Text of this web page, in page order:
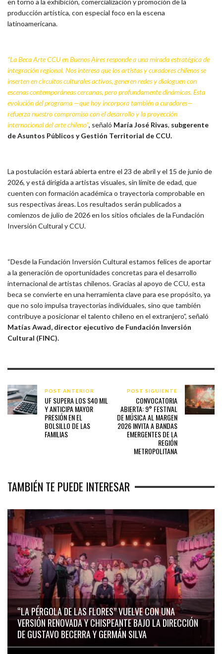
en torno a la exhibición, comercialización y promoción de la
producción artística, con especial foco en la escena
latinoamericana.
“La Beca Arte CCU en Buenos Aires responde a una mirada estratégica de
integración regional. Nos interesa que los artistas y curadores chilenos se
inserten en circuitos culturales activos, generen redes y dialoguen con
escenas contemporáneas cercanas, pero profundamente dinámicas. Esta
evolución del programa —que hoy incorpora también a curadores—
refuerza nuestro compromiso con el desarrollo y la proyección
internacional del arte chileno”, señaló María José Rivas, subgerente
de Asuntos Públicos y Gestión Territorial de CCU.
La postulación estará abierta entre el 23 de abril y el 15 de junio de
2026, y está dirigida a artistas visuales, sin límite de edad, que
cuenten con formación académica o trayectoria comprobable en
sus respectivas áreas. Los resultados serán publicados a
comienzos de julio de 2026 en los sitios oficiales de la Fundación
Inversión Cultural y CCU.
“Desde la Fundación Inversión Cultural estamos felices de aportar
a la generación de oportunidades concretas para el desarrollo
internacional de artistas chilenos. Gracias al apoyo de CCU, esta
beca se convierte en una herramienta clave para ese propósito, ya
que no solo impulsa trayectorias individuales, sino que también
contribuye a posicionar el talento chileno en el extranjero”, señaló
Matías Awad, director ejecutivo de Fundación Inversión
Cultural (FINC).
POST ANTERIOR
UF SUPERA LOS $40 MIL
Y ANTICIPA MAYOR
PRESIÓN EN EL
BOLSILLO DE LAS
FAMILIAS
POST SIGUIENTE
CONVOCATORIA
ABIERTA: 9° FESTIVAL
DE MÚSICA AL MARGEN
2026 INVITA A BANDAS
EMERGENTES DE LA
REGIÓN
METROPOLITANA
TAMBIÉN TE PUEDE INTERESAR
“LA PÉRGOLA DE LAS FLORES” VUELVE CON UNA
VERSIÓN RENOVADA Y CHISPEANTE BAJO LA DIRECCIÓN
DE GUSTAVO BECERRA Y GERMÁN SILVA